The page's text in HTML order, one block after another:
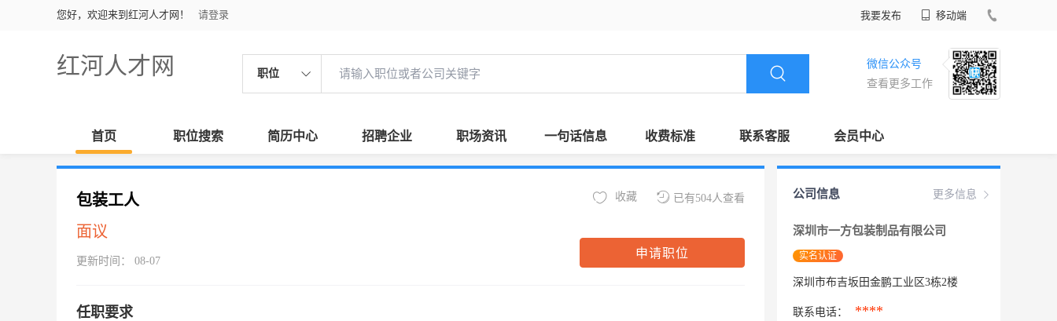
您好，欢迎来到红河人才网！ 请登录 我要发布 移动端
红河人才网 职位
微信公众号
查看更多工作
首页 职位搜索 简历中心 招聘企业 职场资讯 一句话信息 收费标准 联系客服 会员中心
包装工人
面议
更新时间： 08-07
已有504人查看
收藏
申请职位
任职要求
更多信息
公司信息
深圳市一方包装制品有限公司
实名认证
深圳市布吉坂田金鹏工业区3栋2楼
联系电话： ****